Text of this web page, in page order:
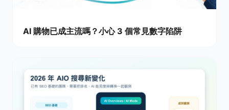
AI 購物已成主流嗎？小心 3 個常見數字陷阱